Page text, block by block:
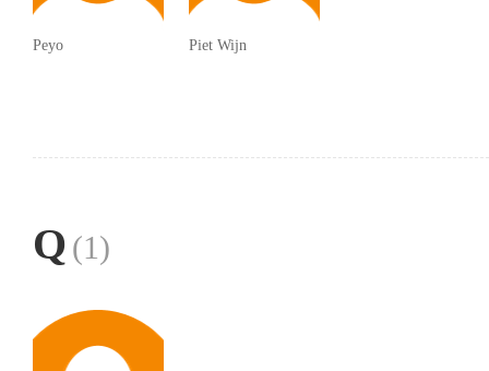
Peyo Piet Wijn
Q (1)